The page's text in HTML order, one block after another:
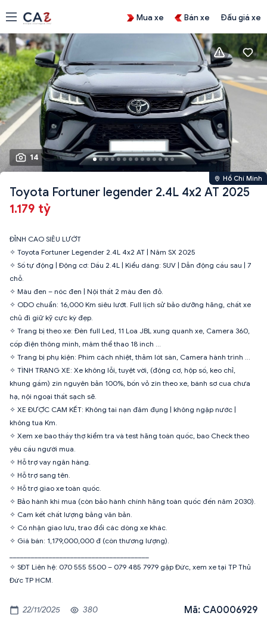
Mua xe Bán xe Đấu giá xe
14
Hồ Chí Minh
Toyota Fortuner legender 2.4L 4x2 AT 2025
1.179 tỷ
ĐỈNH CAO SIÊU LƯỚT
✧ Toyota Fortuner Legender 2.4L 4x2 AT | Năm SX 2025
✧ Số tự động | Động cơ: Dầu 2.4L | Kiểu dáng: SUV | Dẫn động cầu sau | 7
chỗ.
✧ Màu đen – nóc đen | Nội thất 2 màu đen đỏ.
✧ ODO chuẩn: 16,000 Km siêu lướt. Full lịch sử bảo dưỡng hãng, chất xe
chủ đi giữ kỹ cực kỳ đẹp.
✧ Trang bị theo xe: Đèn full Led, 11 Loa JBL xung quanh xe, Camera 360,
cốp điện thông minh, mâm thể thao 18 inch …
✧ Trang bị phụ kiện: Phim cách nhiệt, thảm lót sàn, Camera hành trình …
✧ TÌNH TRẠNG XE: Xe không lỗi, tuyệt vời, (động cơ, hộp số, keo chỉ,
khung gầm) zin nguyên bản 100%, bốn vỏ zin theo xe, bánh sơ cua chưa
hạ, nội ngoại thất sạch sẽ.
✧ XE ĐƯỢC CAM KẾT: Không tai nạn đâm đụng | không ngập nước |
không tua Km.
✧ Xem xe bao thầy thợ kiểm tra và test hãng toàn quốc, bao Check theo
yêu cầu người mua.
✧ Hỗ trợ vay ngân hàng.
✧ Hỗ trợ sang tên.
✧ Hỗ trợ giao xe toàn quốc.
✧ Bảo hành khi mua (còn bảo hành chính hãng toàn quốc đến năm 2030).
✧ Cam kết chất lượng bằng văn bản.
✧ Có nhận giao lưu, trao đổi các dòng xe khác.
✧ Giá bán: 1,179,000,000 đ (còn thương lượng).
✧ SĐT Liên hệ: 070 555 5500 – 079 485 7979 gặp Đức, xem xe tại TP Thủ
Đức TP HCM.
22/11/2025 380 Mã: CA0006929